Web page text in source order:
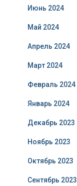
Июнь 2024
Май 2024
Апрель 2024
Март 2024
Февраль 2024
Январь 2024
Декабрь 2023
Ноябрь 2023
Октябрь 2023
Сентябрь 2023